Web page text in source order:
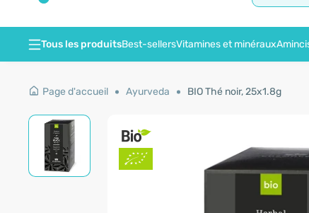
Tous les produitsBest-sellersVitamines et minéraux
Page d'accueil Ayurveda BIO Thé noir, 25x1.8g